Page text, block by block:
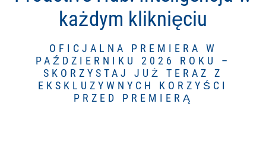
każdym kliknięciu
OFICJALNA PREMIERA W
PAŹDZIERNIKU 2026 ROKU –
SKORZYSTAJ JUŻ TERAZ Z
EKSKLUZYWNYCH KORZYŚCI
PRZED PREMIERĄ